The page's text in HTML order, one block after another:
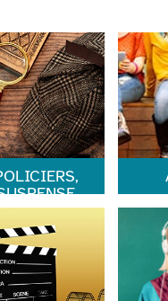
policiers
vivre les
les plus